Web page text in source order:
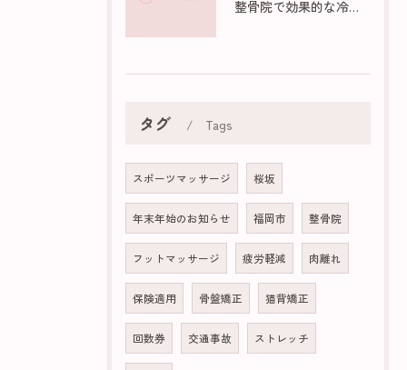
整骨院で効果的な冷え性マッサージ法
タグ Tags
スポーツマッサージ 桜坂
年末年始のお知らせ 福岡市 整骨院
フットマッサージ 疲労軽減 肉離れ
保険適用 骨盤矯正 猫背矯正
回数券 交通事故 ストレッチ